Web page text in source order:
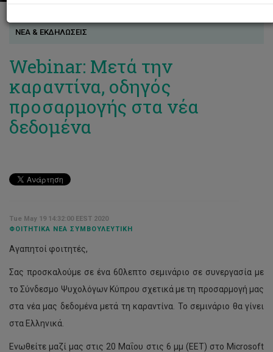
ΝΕΑ & ΕΚΔΗΛΩΣΕΙΣ
Webinar: Μετά την
καραντίνα, οδηγός
προσαρμογής στα νέα
δεδομένα
Tue May 19 14:32:00 EEST 2020
ΦΟΙΤΗΤΙΚΆ ΝΈΑ ΣΥΜΒΟΥΛΕΥΤΙΚΉ
Αγαπητοί φοιτητές,
Σας προσκαλούμε σε ένα 60λεπτο σεμινάριο σε συνεργασία με
το Σύνδεσμο Ψυχολόγων Κύπρου σχετικά με τη προσαρμογή μας
στα νέα μας δεδομένα μετά τη καραντίνα. Το σεμινάριο θα γίνει
στα Ελληνικά.
Ενωθείτε μαζί μας στις 20 Μαΐου στις 6 μμ (ΕΕΤ) στο Microsoft